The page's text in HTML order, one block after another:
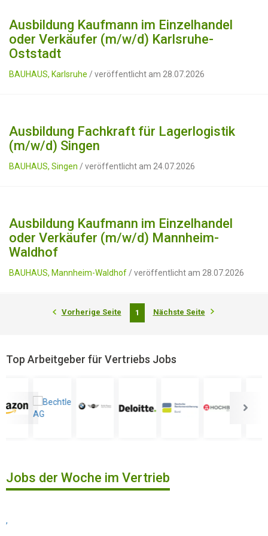
Ausbildung Kaufmann im Einzelhandel
oder Verkäufer (m/w/d) Karlsruhe-
Oststadt
BAUHAUS, Karlsruhe / veröffentlicht am 28.07.2026
Ausbildung Fachkraft für Lagerlogistik
(m/w/d) Singen
BAUHAUS, Singen / veröffentlicht am 24.07.2026
Ausbildung Kaufmann im Einzelhandel
oder Verkäufer (m/w/d) Mannheim-
Waldhof
BAUHAUS, Mannheim-Waldhof / veröffentlicht am 28.07.2026
Vorherige Seite 1 Nächste Seite
Top Arbeitgeber für Vertriebs Jobs
Jobs der Woche im Vertrieb
,